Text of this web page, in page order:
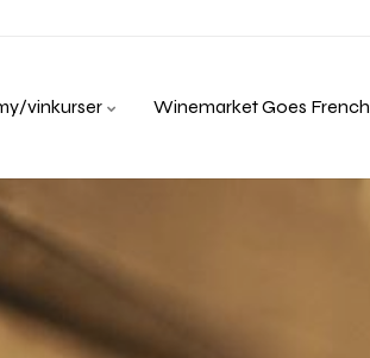
vinkurser Winemarket Goes French